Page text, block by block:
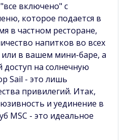
включено" с
которое подается в
в частном ресторане,
напитков во всех
или в вашем мини-баре, а
на солнечную
Sail - это лишь
привилегий. Итак,
и уединение в
MSC - это идеальное